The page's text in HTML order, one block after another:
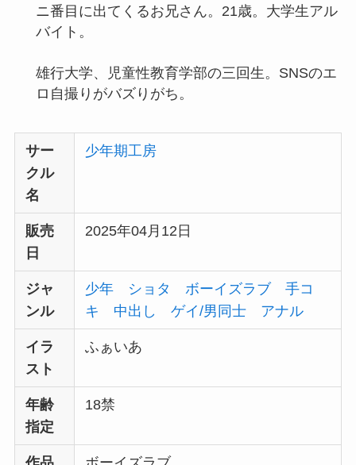
ニ番目に出てくるお兄さん。21歳。大学生アル
バイト。
雄行大学、児童性教育学部の三回生。SNSのエ
ロ自撮りがバズりがち。
サー
クル
名
少年期工房
販売
日
2025年04月12日
ジャ
ンル
少年 ショタ ボーイズラブ
手コ
キ
中出し ゲイ/男同士 アナル
イラ
スト
ふぁいあ
年齢
指定
18禁